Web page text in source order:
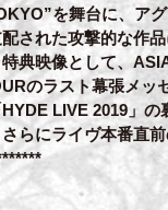
を舞台に、ア
された攻撃的な作
典映像として、
のラスト幕張メッ
LIVE 2019」
らにライヴ本番直